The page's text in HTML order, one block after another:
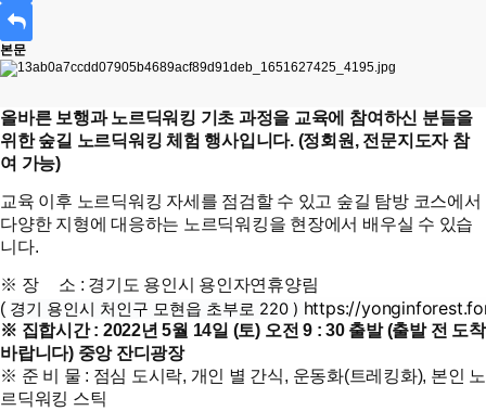
본문
올바른 보행과 노르딕워킹 기초 과정을 교육에 참여하신 분들을
위한 숲길 노르딕워킹 체험 행사입니다. (정회원, 전문지도자 참
여 가능)
교육 이후 노르딕워킹 자세를 점검할 수 있고 숲길 탐방 코스에서
다양한 지형에 대응하는 노르딕워킹을 현장에서 배우실 수 있습
니다.
※ 장 소 : 경기도 용인시 용인자연휴양림
( 경기 용인시 처인구 모현읍 초부로 220 ) https://
※ 집합시간 : 2022년 5월 14일 (토) 오전 9 : 30 출발 (출발 전 도착
바랍니다) 중앙 잔디광장
※ 준 비 물 : 점심 도시락, 개인 별 간식, 운동화(트레킹화), 본인 노
르딕워킹 스틱